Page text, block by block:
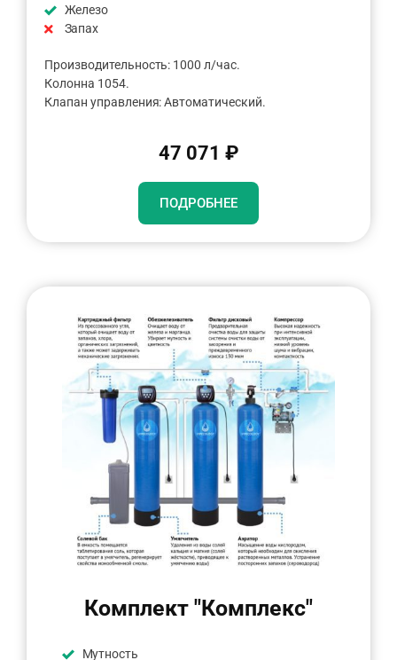
Железо
Запах
Производительность: 1000 л/час.
Колонна 1054.
Клапан управления: Автоматический.
47 071 ₽
ПОДРОБНЕЕ
Комплект "Комплекс"
Мутность